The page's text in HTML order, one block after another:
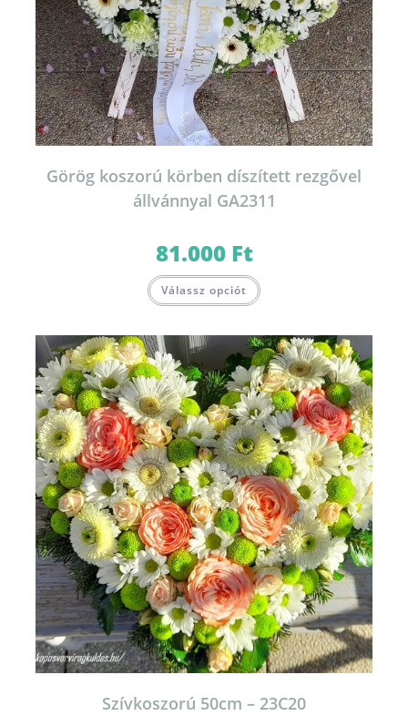
Görög koszorú körben díszített rezgővel
állvánnyal GA2311
81.000 Ft
Válassz opciót
Szívkoszorú 50cm – 23C20